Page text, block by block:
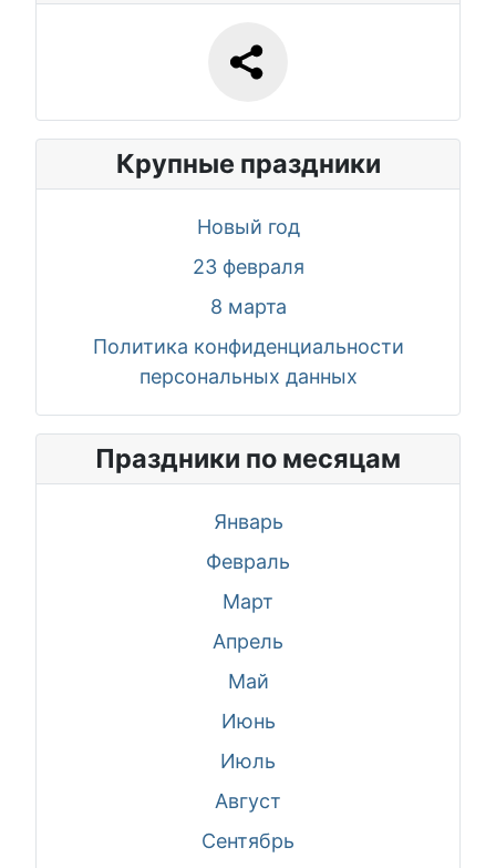
Крупные праздники
Новый год
23 февраля
8 марта
Политика конфиденциальности
персональных данных
Праздники по месяцам
Январь
Февраль
Март
Апрель
Май
Июнь
Июль
Август
Сентябрь